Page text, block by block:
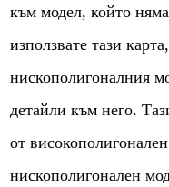
към модел, който
използвате тази
нискополигоналния
детайли към него.
от
нискополигонален